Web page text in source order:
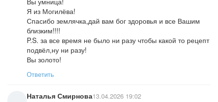
Я из Могилёва!
Спасибо землячка,дай вам бог здоровья и все Вашим
близким!!!!
P.S. за все время не было ни разу чтобы какой то рецепт
подвёл,ну ни разу!
Вы золото!
Ответить
Наталья Смирнова13.04.2026 19:02